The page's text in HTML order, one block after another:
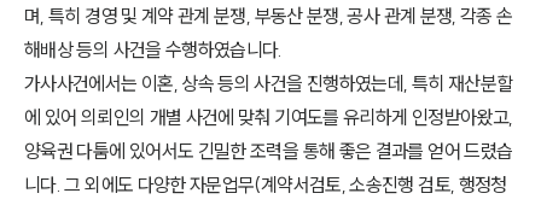
며, 특히 경영 및 계약 관계 분쟁, 부동산 분쟁, 공사 관계 분쟁, 각종 손
해배상 등의 사건을 수행하였습니다.
가사사건에서는 이혼, 상속 등의 사건을 진행하였는데, 특히 재산분할
에 있어 의뢰인의 개별 사건에 맞춰 기여도를 유리하게 인정받아왔고,
양육권 다툼에 있어서도 긴밀한 조력을 통해 좋은 결과를 얻어 드렸습
니다. 그 외에도 다양한 자문업무(계약서검토, 소송진행 검토, 행정청